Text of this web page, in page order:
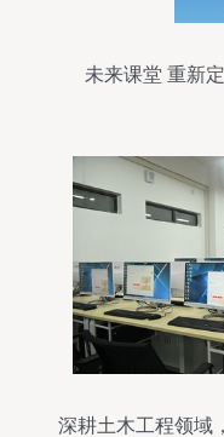
未来课堂 重新
深耕土木工程领域